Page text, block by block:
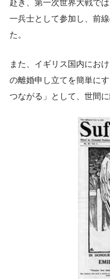
赴き、第一次世界大戦で
一兵士として参加し、前
た。
また、イギリス国内にお
の離婚申し立てを簡単に
つながる」として、世間